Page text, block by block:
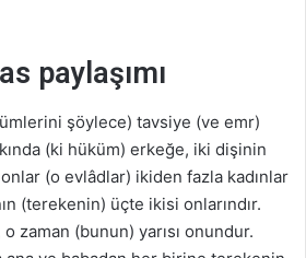
paylaşımı
şöylece) tavsiye (ve emr)
(ki hüküm) erkeğe, iki dişinin
onlar (o evlâdlar) ikiden fazla kadınlar
(terekenin) üçte ikisi onlarındır.
zaman (bunun) yarısı onundur.